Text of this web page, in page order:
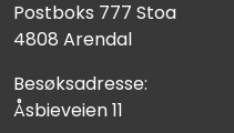
Postboks 777 Stoa
4808 Arendal
Besøksadresse:
Åsbieveien 11